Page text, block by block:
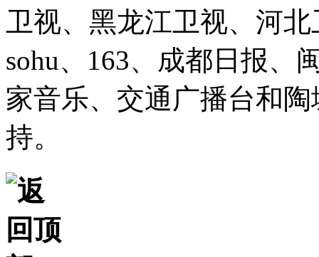
卫视、黑龙江卫视、河北
sohu、163、成都日报、
家音乐、交通广播台和
持。